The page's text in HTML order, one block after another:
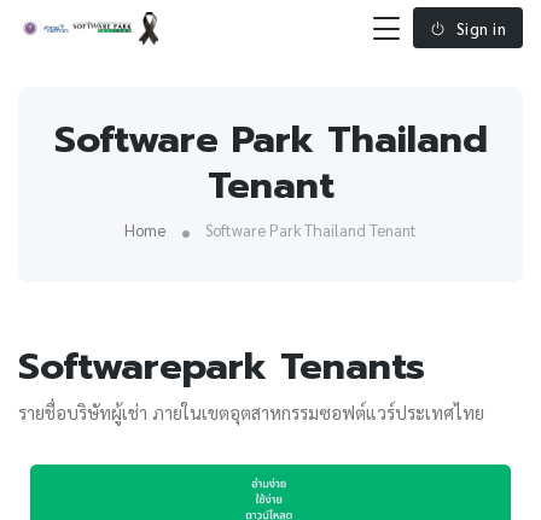
Sign in
Software Park Thailand
Tenant
Home Software Park Thailand Tenant
Softwarepark Tenants
รายชื่อบริษัทผู้เช่า ภายในเขตอุตสาหกรรมซอฟต์แวร์ประเทศไทย